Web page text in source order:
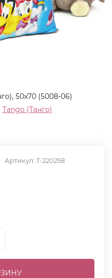
50x70 (5008-06)
Tango (Танго)
Артикул: T-220258